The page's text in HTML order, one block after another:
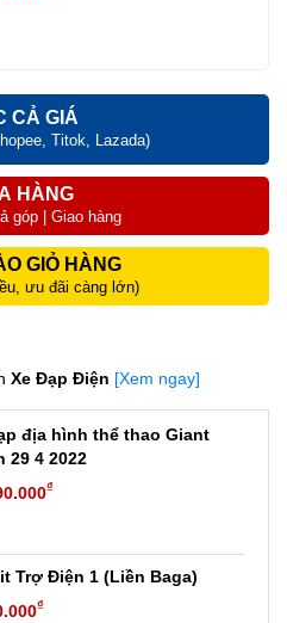
CẢ GIÁ
Titok, Lazada)
HÀNG
góp | Giao hàng
GIỎ HÀNG
ưu đãi càng lớn)
Xe Đạp Điện [Xem ngay]
địa hình thể thao Giant
29 4 2022
₫
Trợ Điện 1 (Liền Baga)
₫